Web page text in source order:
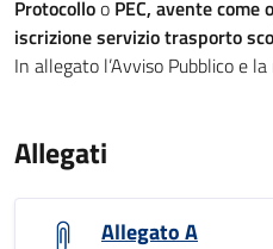
Protocolloo PEC, avente
iscrizione servizio trasporto
In allegato l’Avviso Pubblico e
Allegati
Allegato A